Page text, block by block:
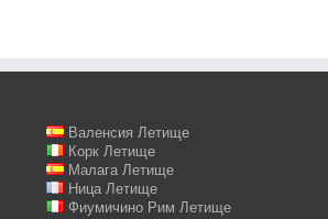
Валенсия Летище
Корк Летище
Малага Летище
Ница Летище
Фиумичино Рим Летище